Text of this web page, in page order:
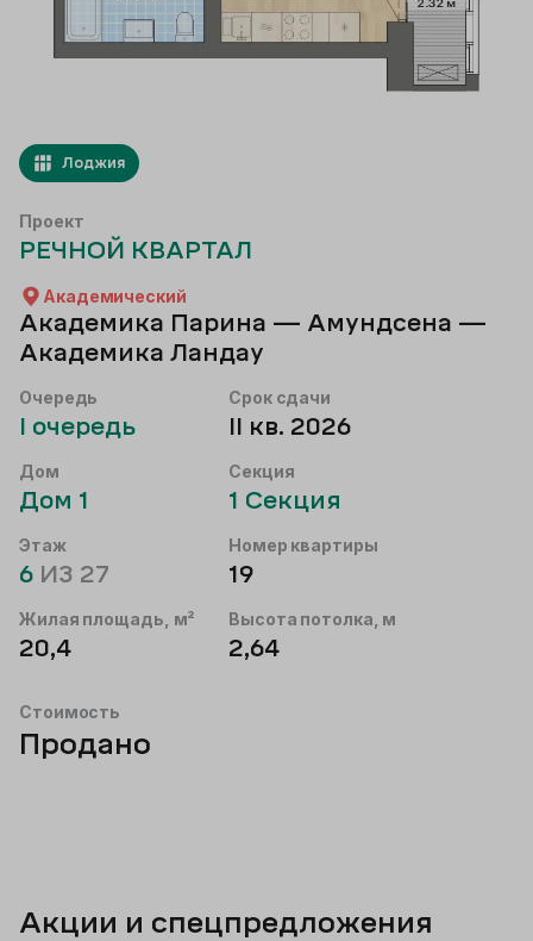
Лоджия
Проект
РЕЧНОЙ КВАРТАЛ
Академический
Академика Парина — Амундсена —
Академика Ландау
Очередь
I очередь
Срок сдачи
II кв. 2026
Дом
Дом 1
Секция
1 Секция
Этаж
6 ИЗ 27
Номер квартиры
19
Жилая площадь, м²
20,4
Высота потолка, м
2,64
Стоимость
Продано
Акции и спецпредложения